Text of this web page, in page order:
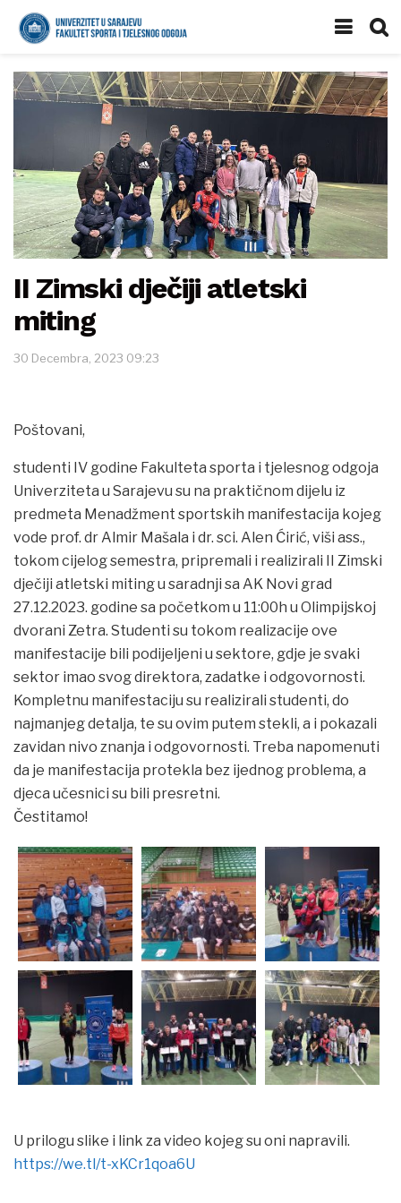
II Zimski dječiji atletski
miting
30 Decembra, 2023 09:23
Poštovani,
studenti IV godine Fakulteta sporta i tjelesnog odgoja
Univerziteta u Sarajevu su na praktičnom dijelu iz
predmeta Menadžment sportskih manifestacija kojeg
vode prof. dr Almir Mašala i dr. sci. Alen Ćirić, viši ass.,
tokom cijelog semestra, pripremali i realizirali II Zimski
dječiji atletski miting u saradnji sa AK Novi grad
27.12.2023. godine sa početkom u 11:00h u Olimpijskoj
dvorani Zetra. Studenti su tokom realizacije ove
manifestacije bili podijeljeni u sektore, gdje je svaki
sektor imao svog direktora, zadatke i odgovornosti.
Kompletnu manifestaciju su realizirali studenti, do
najmanjeg detalja, te su ovim putem stekli, a i pokazali
zavidan nivo znanja i odgovornosti. Treba napomenuti
da je manifestacija protekla bez ijednog problema, a
djeca učesnici su bili presretni.
Čestitamo!
U prilogu slike i link za video kojeg su oni napravili.
https://we.tl/t-xKCr1qoa6U